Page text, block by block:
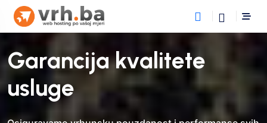
Garancija kvalitete
usluge